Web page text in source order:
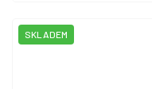
SKLADEM